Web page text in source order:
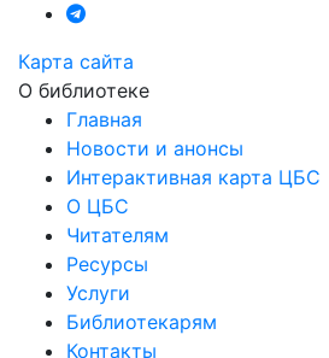
Карта сайта
О библиотеке
Главная
Новости и анонсы
Интерактивная карта ЦБС
О ЦБС
Читателям
Ресурсы
Услуги
Библиотекарям
Контакты